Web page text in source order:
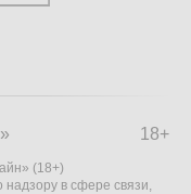
18+
(18+)
в сфере связи,